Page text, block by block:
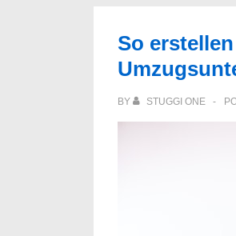
Designs
und
So
BY STUGGI ONE